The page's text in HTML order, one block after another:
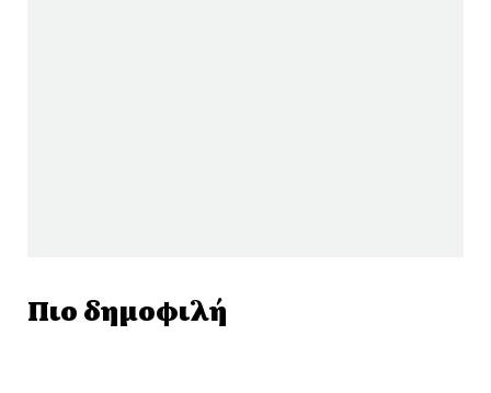
Πιο δημοφιλή